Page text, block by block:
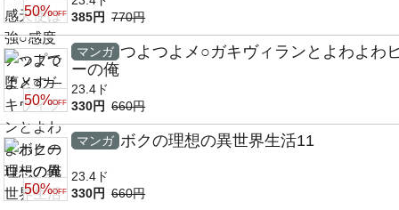
50%OFF 385円 770円
50%OFF
マンガ つよつよメ○ガキヴィランとよわよわ
ーの俺
23.4ド
330円 660円
50%OFF
マンガ ボクの理想の異世界生活11
23.4ド
330円 660円